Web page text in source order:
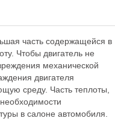
часть содержащейся в
Чтобы двигатель не
механической
двигателя
среду. Часть теплоты,
в салоне автомобиля.